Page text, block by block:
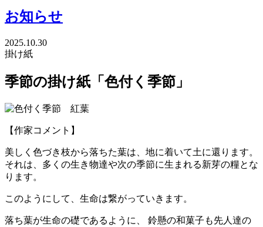
お知らせ
2025.10.30
掛け紙
季節の掛け紙「色付く季節」
【作家コメント】
美しく色づき枝から落ちた葉は、地に着いて土に還ります。
それは、多くの生き物達や次の季節に生まれる新芽の糧とな
ります。
このようにして、生命は繋がっていきます。
落ち葉が生命の礎であるように、 鈴懸の和菓子も先人達の